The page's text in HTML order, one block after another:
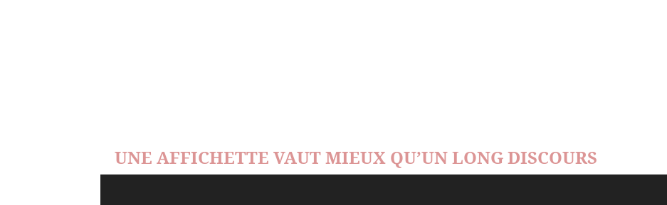
UNE AFFICHETTE VAUT MIEUX QU’UN LONG DISCOURS